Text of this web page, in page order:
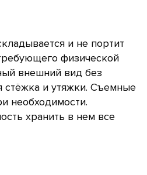
и не портит
физической
внешний вид без
стёжка и утяжки. Съемные
необходимости.
хранить в нем все